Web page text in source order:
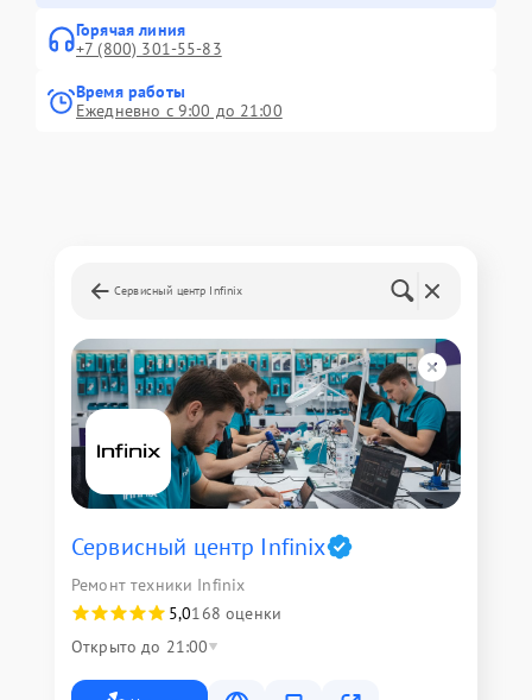
Горячая линия
+7 (800) 301-55-83
Время работы
Ежедневно с 9:00 до 21:00
Сервисный центр Infinix
Сервисный центр Infinix
Ремонт техники Infinix
5,0168 оценки
Открыто до 21:00